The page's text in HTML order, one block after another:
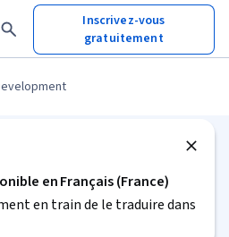
Inscrivez-vous
gratuitement
en Français (France)
en train de le traduire dans